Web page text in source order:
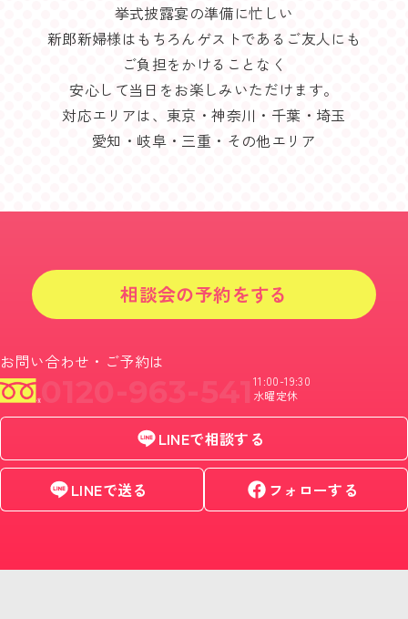
挙式披露宴の準備に忙しい
新郎新婦様はもちろんゲストであるご友人にも
ご負担をかけることなく
安心して当日をお楽しみいただけます。
対応エリアは、東京・神奈川・千葉・埼玉
愛知・岐阜・三重・その他エリア
相談会の予約をする
お問い合わせ・ご予約は
11:00-19:30
水曜定休
LINEで相談する
LINEで送る フォローする